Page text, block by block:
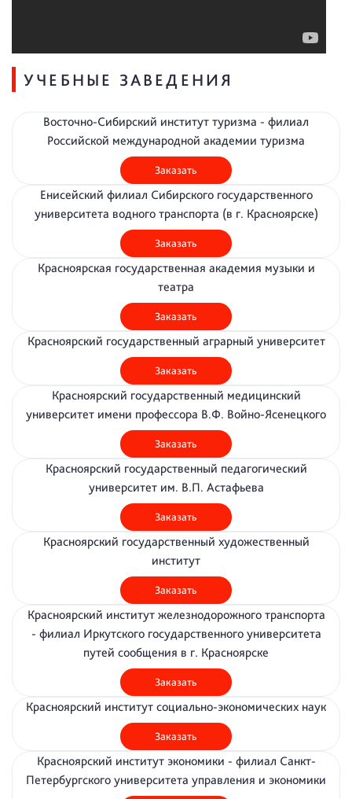
УЧЕБНЫЕ ЗАВЕДЕНИЯ
Восточно-Сибирский институт туризма - филиал
Российской международной академии туризма
Заказать
Енисейский филиал Сибирского государственного
университета водного транспорта (в г. Красноярске)
Заказать
Красноярская государственная академия музыки и
театра
Заказать
Красноярский государственный аграрный университет
Заказать
Красноярский государственный медицинский
университет имени профессора В.Ф. Войно-Ясенецкого
Заказать
Красноярский государственный педагогический
университет им. В.П. Астафьева
Заказать
Красноярский государственный художественный
институт
Заказать
Красноярский институт железнодорожного транспорта
- филиал Иркутского государственного университета
путей сообщения в г. Красноярске
Заказать
Красноярский институт социально-экономических наук
Заказать
Красноярский институт экономики - филиал Санкт-
Петербургского университета управления и экономики